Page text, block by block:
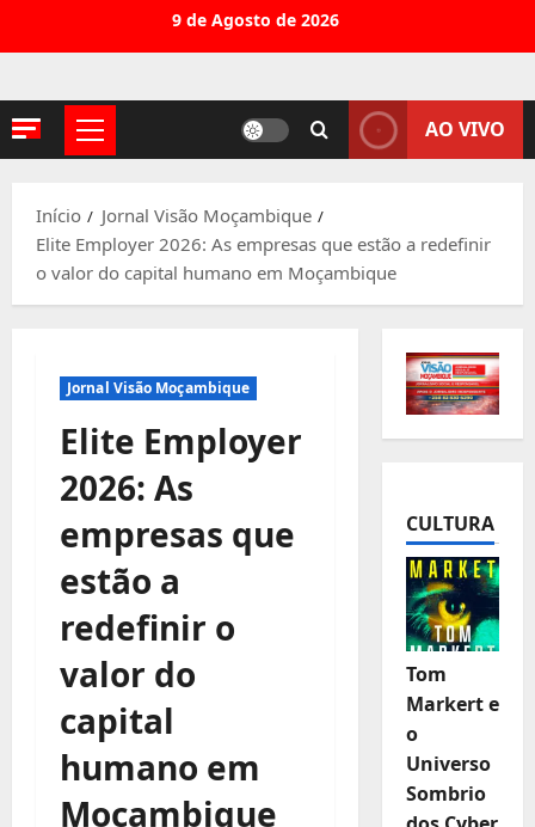
conteúdo
9 de Agosto de 2026
Menu
AO VIVO
Início
Jornal Visão Moçambique
Elite Employer 2026: As empresas que estão a redefinir
o valor do capital humano em Moçambique
Jornal Visão Moçambique
Elite Employer
2026: As
empresas que
estão a
redefinir o
valor do
capital
humano em
Moçambique
CULTURA
Tom
Markert e
o
Universo
Sombrio